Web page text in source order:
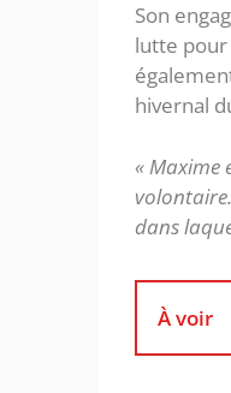
Son
lutte pour
hivernal
« Maxime
dans
À voir